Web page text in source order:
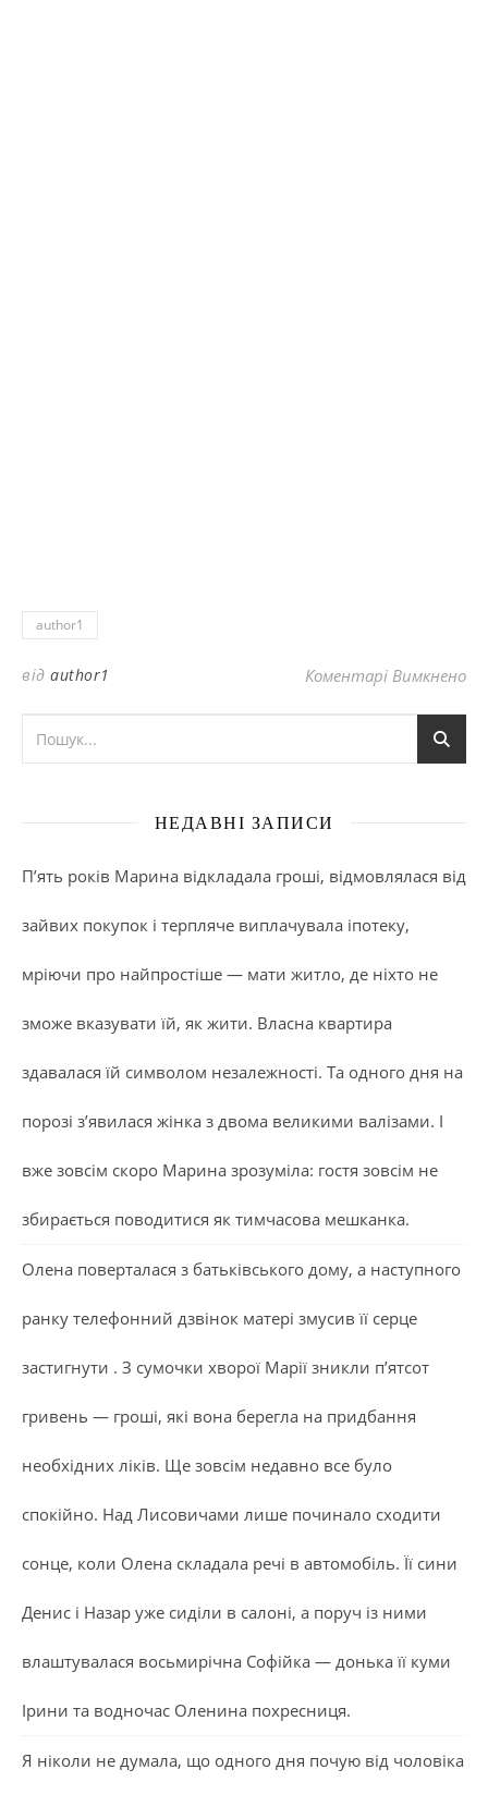
author1
від author1 Коментарі Вимкненодо
НЕДАВНІ ЗАПИСИ
П’ять років Марина відкладала гроші, відмовлялася від
зайвих покупок і терпляче виплачувала іпотеку,
мріючи про найпростіше — мати житло, де ніхто не
зможе вказувати їй, як жити. Власна квартира
здавалася їй символом незалежності. Та одного дня на
порозі з’явилася жінка з двома великими валізами. І
вже зовсім скоро Марина зрозуміла: гостя зовсім не
збирається поводитися як тимчасова мешканка.
Олена поверталася з батьківського дому, а наступного
ранку телефонний дзвінок матері змусив її серце
застигнути . З сумочки хворої Марії зникли п’ятсот
гривень — гроші, які вона берегла на придбання
необхідних ліків. Ще зовсім недавно все було
спокійно. Над Лисовичами лише починало сходити
сонце, коли Олена складала речі в автомобіль. Її сини
Денис і Назар уже сиділи в салоні, а поруч із ними
влаштувалася восьмирічна Софійка — донька її куми
Ірини та водночас Оленина похресниця.
Я ніколи не думала, що одного дня почую від чоловіка